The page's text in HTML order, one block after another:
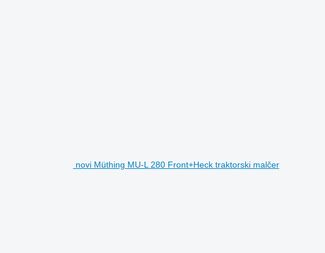
novi Müthing MU-L 280 Front+Heck traktorski malčer